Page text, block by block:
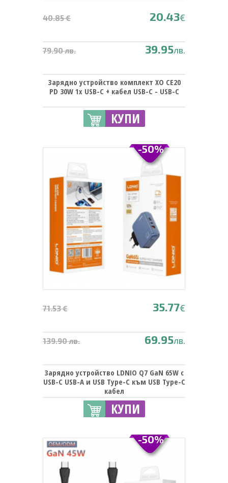
40.85 € 20.43€
79.90 лв. 39.95лв.
Зарядно устройство комплект XO CE20
PD 30W 1x USB-C + кабел USB-C - USB-C
КУПИ
71.53 € 35.77€
139.90 лв. 69.95лв.
Зарядно устройство LDNIO Q7 GaN 65W с
USB-C USB-A и USB Type-C към USB Type-C
кабел
КУПИ
-50%
-50%